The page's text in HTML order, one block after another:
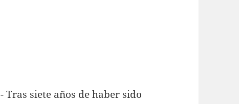
Tras siete años de haber sido